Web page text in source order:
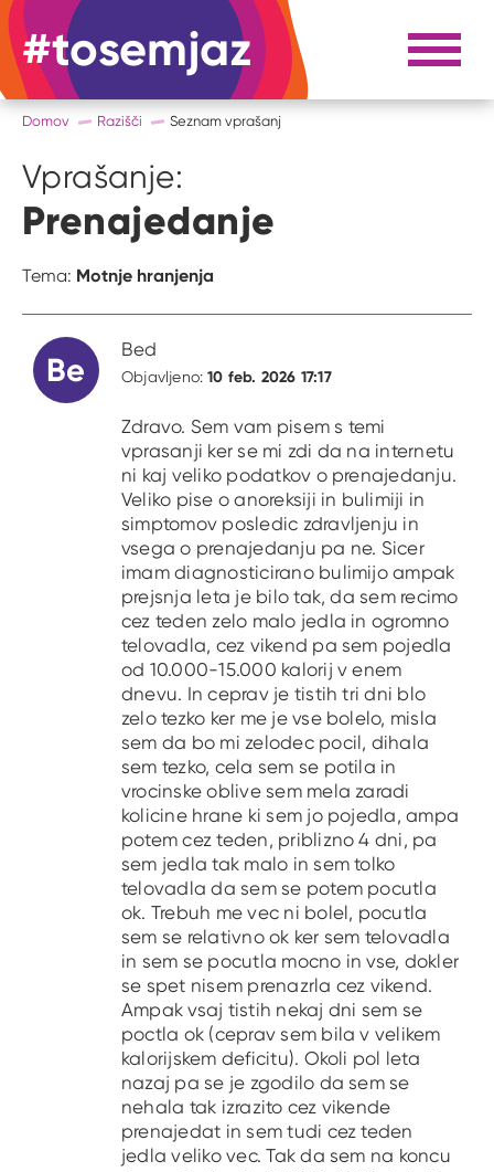
#tosemjaz #to sem jaz Razpri
Domov Razišči Seznam vprašanj
Vprašanje:
Prenajedanje
Tema: Motnje hranjenja
Be
Bed
Objavljeno:10 feb. 2026 17:17
Zdravo. Sem vam pisem s temi
vprasanji ker se mi zdi da na internetu
ni kaj veliko podatkov o prenajedanju.
Veliko pise o anoreksiji in bulimiji in
simptomov posledic zdravljenju in
vsega o prenajedanju pa ne. Sicer
imam diagnosticirano bulimijo ampak
prejsnja leta je bilo tak, da sem recimo
cez teden zelo malo jedla in ogromno
telovadla, cez vikend pa sem pojedla
od 10.000-15.000 kalorij v enem
dnevu. In ceprav je tistih tri dni blo
zelo tezko ker me je vse bolelo, misla
sem da bo mi zelodec pocil, dihala
sem tezko, cela sem se potila in
vrocinske oblive sem mela zaradi
kolicine hrane ki sem jo pojedla, ampa
potem cez teden, priblizno 4 dni, pa
sem jedla tak malo in sem tolko
telovadla da sem se potem pocutla
ok. Trebuh me vec ni bolel, pocutla
sem se relativno ok ker sem telovadla
in sem se pocutla mocno in vse, dokler
se spet nisem prenazrla cez vikend.
Ampak vsaj tistih nekaj dni sem se
poctla ok (ceprav sem bila v velikem
kalorijskem deficitu). Okoli pol leta
nazaj pa se je zgodilo da sem se
nehala tak izrazito cez vikende
prenajedat in sem tudi cez teden
jedla veliko vec. Tak da sem na koncu